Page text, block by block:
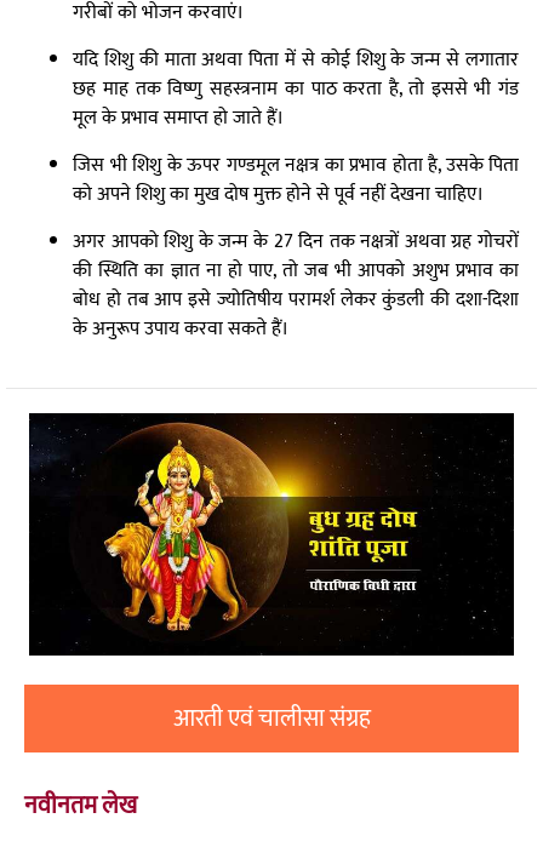
गरीबों को भोजन करवाएं।
यदि शिशु की माता अथवा पिता में से कोई शिशु के जन्म से लगातार
छह माह तक विष्णु सहस्त्रनाम का पाठ करता है, तो इससे भी गंड
मूल के प्रभाव समाप्त हो जाते हैं।
जिस भी शिशु के ऊपर गण्डमूल नक्षत्र का प्रभाव होता है, उसके पिता
को अपने शिशु का मुख दोष मुक्त होने से पूर्व नहीं देखना चाहिए।
अगर आपको शिशु के जन्म के 27 दिन तक नक्षत्रों अथवा ग्रह गोचरों
की स्थिति का ज्ञात ना हो पाए, तो जब भी आपको अशुभ प्रभाव का
बोध हो तब आप इसे ज्योतिषीय परामर्श लेकर कुंडली की दशा-दिशा
के अनुरूप उपाय करवा सकते हैं।
आरती एवं चालीसा संग्रह
नवीनतम लेख